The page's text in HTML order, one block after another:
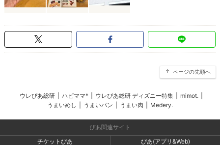
ページの先頭へ
ウレぴあ総研 ハピママ* ウレぴあ総研 ディズニー特集 mimot.
うまいめし
うまいパン うまい肉 Medery.
ぴあ関連サイト
チケットぴあ
ぴあ(アプリ&Web)